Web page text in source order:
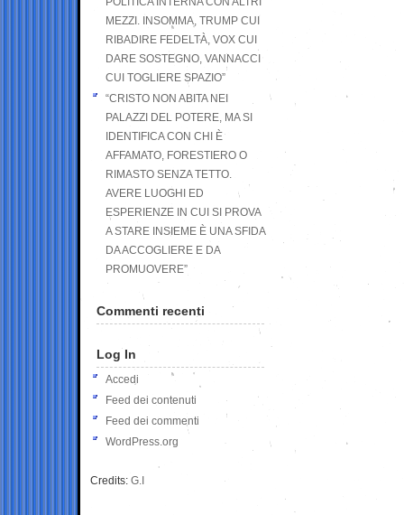
MEZZI. INSOMMA, TRUMP CUI
RIBADIRE FEDELTÀ, VOX CUI
DARE SOSTEGNO, VANNACCI
CUI TOGLIERE SPAZIO”
“CRISTO NON ABITA NEI
PALAZZI DEL POTERE, MA SI
IDENTIFICA CON CHI È
AFFAMATO, FORESTIERO O
RIMASTO SENZA TETTO.
AVERE LUOGHI ED
ESPERIENZE IN CUI SI PROVA
A STARE INSIEME È UNA SFIDA
DA ACCOGLIERE E DA
PROMUOVERE”
Commenti recenti
Log In
Accedi
Feed dei contenuti
Feed dei commenti
WordPress.org
Credits: G.I